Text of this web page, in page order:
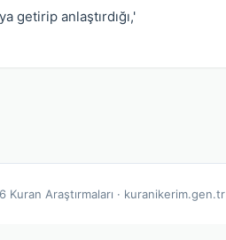
getirip anlaştırdığı,'
Araştırmaları · kuranikerim.gen.tr